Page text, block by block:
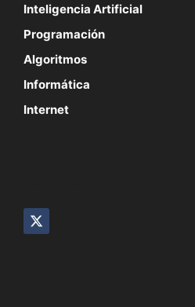
Inteligencia Artificial
Programación
Algoritmos
Informática
Internet